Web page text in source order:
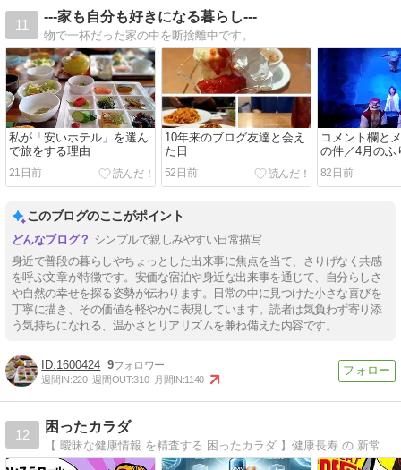
11
---家も自分も好きになる暮らし---
物で一杯だった家の中を断捨離中です。
私が「安いホテル」を選ん
で旅をする理由
21日前
10年来のブログ友達と会え
た日
52日前
コメント欄と
の件／4月のふ
82日前
このブログのここがポイント
シンプルで親しみやすい日常描写
身近で普段の暮らしやちょっとした出来事に焦点を当て、さりげなく共感
を呼ぶ文章が特徴です。安価な宿泊や身近な出来事を通じて、自分らしさ
や自然の幸せを探る姿勢が伝わります。日常の中に見つけた小さな喜びを
丁寧に描き、その価値を軽やかに表現しています。読者は気負わず寄り添
う気持ちになれる、温かさとリアリズムを兼ね備えた内容です。
1600424 9
週間IN:220 週間OUT:310 月間IN:1140
12
困ったカラダ
【 曖昧な健康情報 を精査する 困ったカラダ 】健康長寿 の 新常識 や ニュースを医学的に正確な情報を基に 検証・調査し紹介する貴方の" 困ったカラダ "を解決するヘルスコンシャスな情報サイトです。